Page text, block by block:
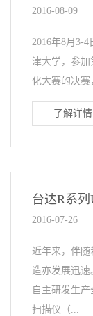
2016-08-09
2016年8月3-
津大学，参加
化大赛的决赛
了解详
2016-07-26
近年来，伴随
造亦发展迅速
自主研发生
扫描仪（...